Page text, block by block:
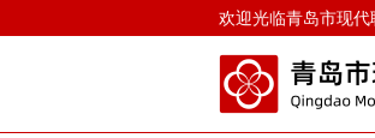
欢迎光临青岛市现